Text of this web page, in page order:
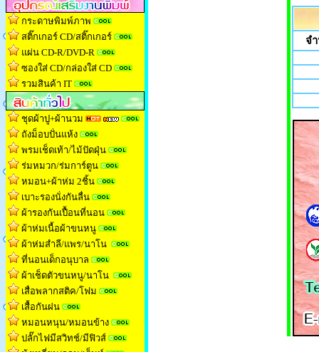
กระดาษพิมพ์ภาพ
สติ๊กเกอร์ CD/สติ๊กเกอร์
แผ่น CD-R/DVD-R
ซองใส่ CD/กล่องใส่ CD
รวมสินค้า IT
ชุดผ้าปู+ผ้านวม
ถังม็อบปั่นแห้ง
พรมเช็ดเท้า/ไม้ปัดฝุ่น
ร่มหมวก/ร่มการ์ตูน
หมอน+ผ้าห่ม 2ชิ้น
เบาะรองนั่งกันลื่น
ผ้ารองกันเปื้อนที่นอน
ผ้าห่มเนื้อผ้าขนหน
ผ้าห่มสำลี/แพร/นาโน
ที่นอนเด็กอนุบาล
ผ้าเช็ดตัวขนหนู/นาโน
เสื่อพลากสติค/โฟม
เสื้อกันฝน
หมอนหนุน/หมอนข้าง
ปลั๊กไฟมีสวิทช์/มีฟิวส์
จ